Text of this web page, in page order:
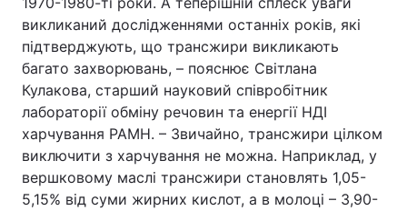
викликаний дослідженнями останніх років, які
підтверджують, що трансжири викликають
багато захворювань, – пояснює Світлана
Кулакова, старший науковий співробітник
лабораторії обміну речовин та енергії НДІ
харчування РАМН. – Звичайно, трансжири цілком
виключити з харчування не можна. Наприклад, у
вершковому маслі трансжири становлять 1,05-
5,15% від суми жирних кислот, а в молоці – 3,90-